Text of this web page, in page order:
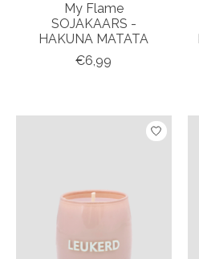
My Flame
SOJAKAARS -
HAKUNA MATATA
€6,99